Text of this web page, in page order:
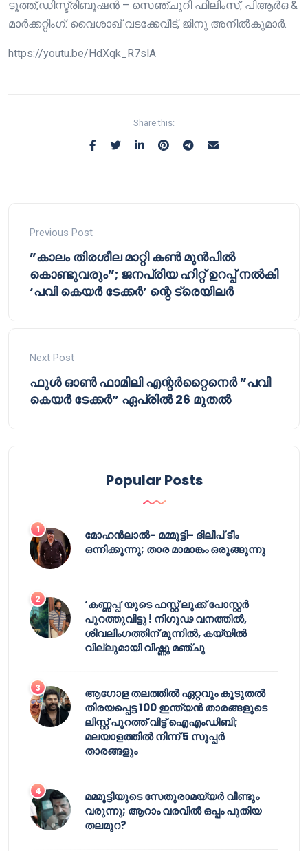
ടൂത്ത്,ഡിസ്ട്രിബൂഷൻ – സെഞ്ചുറി ഫിലിംസ്, പിആർഒ &
മാർക്കറ്റിംഗ്: വൈശാഖ് വടക്കേവീട്, ജിനു അനിൽകുമാർ.
https://youtu.be/HdXqk_R7slA
Share this:
Previous Post
”കാലം തിരശീല മാറ്റി കണ്‍ മുന്‍പില്‍
കൊണ്ടുവരും”; ജനപ്രിയ ഹിറ്റ് ഉറപ്പ് നൽകി
‘പവി കെയർ ടേക്കർ’ ന്റെ ട്രെയിലർ
Next Post
ഫുൾ ഓൺ ഫാമിലി എന്റർറ്റൈനെർ ”പവി
കെയർ ടേക്കർ” ഏപ്രിൽ 26 മുതൽ
Popular Posts
മോഹൻലാൽ- മമ്മൂട്ടി- ദിലീപ് ടീം
ഒന്നിക്കുന്നു; താര മാമാങ്കം ഒരുങ്ങുന്നു
‘കണ്ണപ്പ’യുടെ ഫസ്റ്റ് ലുക്ക് പോസ്റ്റർ
പുറത്തുവിട്ടു ! നിഗൂഢ വനത്തിൽ,
ശിവലിംഗത്തിന് മുന്നിൽ, കയ്യിൽ
വില്ലുമായി വിഷ്ണു മഞ്ചു
ആഗോള തലത്തിൽ ഏറ്റവും കൂടുതൽ
തിരയപ്പെട്ട 100 ഇന്ത്യൻ താരങ്ങളുടെ
ലിസ്റ്റ് പുറത്ത് വിട്ട് ഐഎംഡിബി;
മലയാളത്തിൽ നിന്ന് 5 സൂപ്പർ
താരങ്ങളും
മമ്മൂട്ടിയുടെ സേതുരാമയ്യർ വീണ്ടും
വരുന്നു; ആറാം വരവിൽ ഒപ്പം പുതിയ
തലമുറ?